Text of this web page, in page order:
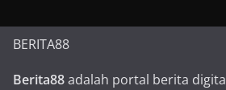
BERITA88
Berita88adalah portal berita